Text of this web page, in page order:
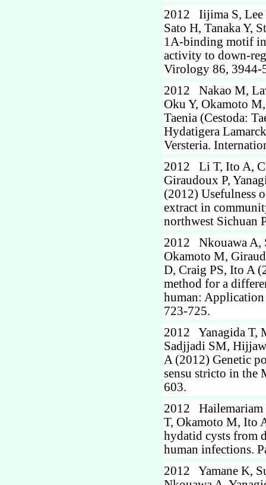
2012 Iijima S, Lee
Sato H, Tanaka Y,
1A-binding motif
activity to down-
Virology 86, 3944-
2012 Nakao M,
Oku Y, Okamoto
Taenia (Cestoda:
Hydatigera
Versteria.
2012 Li T, Ito A,
Giraudoux P,
(2012) Usefulness
extract in
northwest Sichuan
2012 Nkouawa A,
Okamoto M,
D, Craig PS, Ito A
method for a
human:
723-725.
2012 Yanagida T,
Sadjjadi SM,
A (2012) Genetic
sensu stricto in the
603.
2012 Hailemariam
T, Okamoto M, Ito
hydatid cysts from
human infections.
2012 Yamane K,